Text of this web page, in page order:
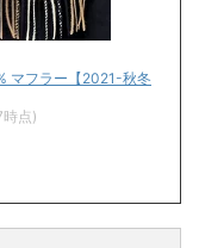
マフラー【2021-秋冬
点)